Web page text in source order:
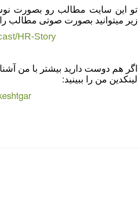
تو این سایت مطالب رو بصورت
زیر میتوانید بصورت صوتی مطالب
HR-Story
اگر هم دوست دارید بیشتر با من
لینکدین من را ببینید: